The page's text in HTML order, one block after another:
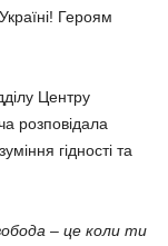
Героям
Центру
розповідала
гідності та
– це коли ти